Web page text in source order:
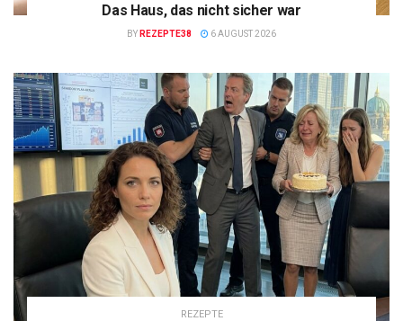
Das Haus, das nicht sicher war
BY REZEPTE38 6 AUGUST 2026
REZEPTE